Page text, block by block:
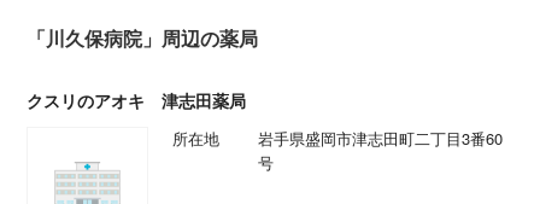
「川久保病院」周辺の薬局
クスリのアオキ 津志田薬局
所在地
岩手県盛岡市津志田町二丁目3番60
号